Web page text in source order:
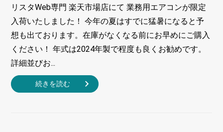
リスタWeb専門 楽天市場店にて 業務用エアコンが限定
入荷いたしました！ 今年の夏はすでに猛暑になると予
想も出ております。在庫がなくなる前にお早めにご購入
ください！ 年式は2024年製で程度も良くお勧めです。
詳細並びお...
続きを読む